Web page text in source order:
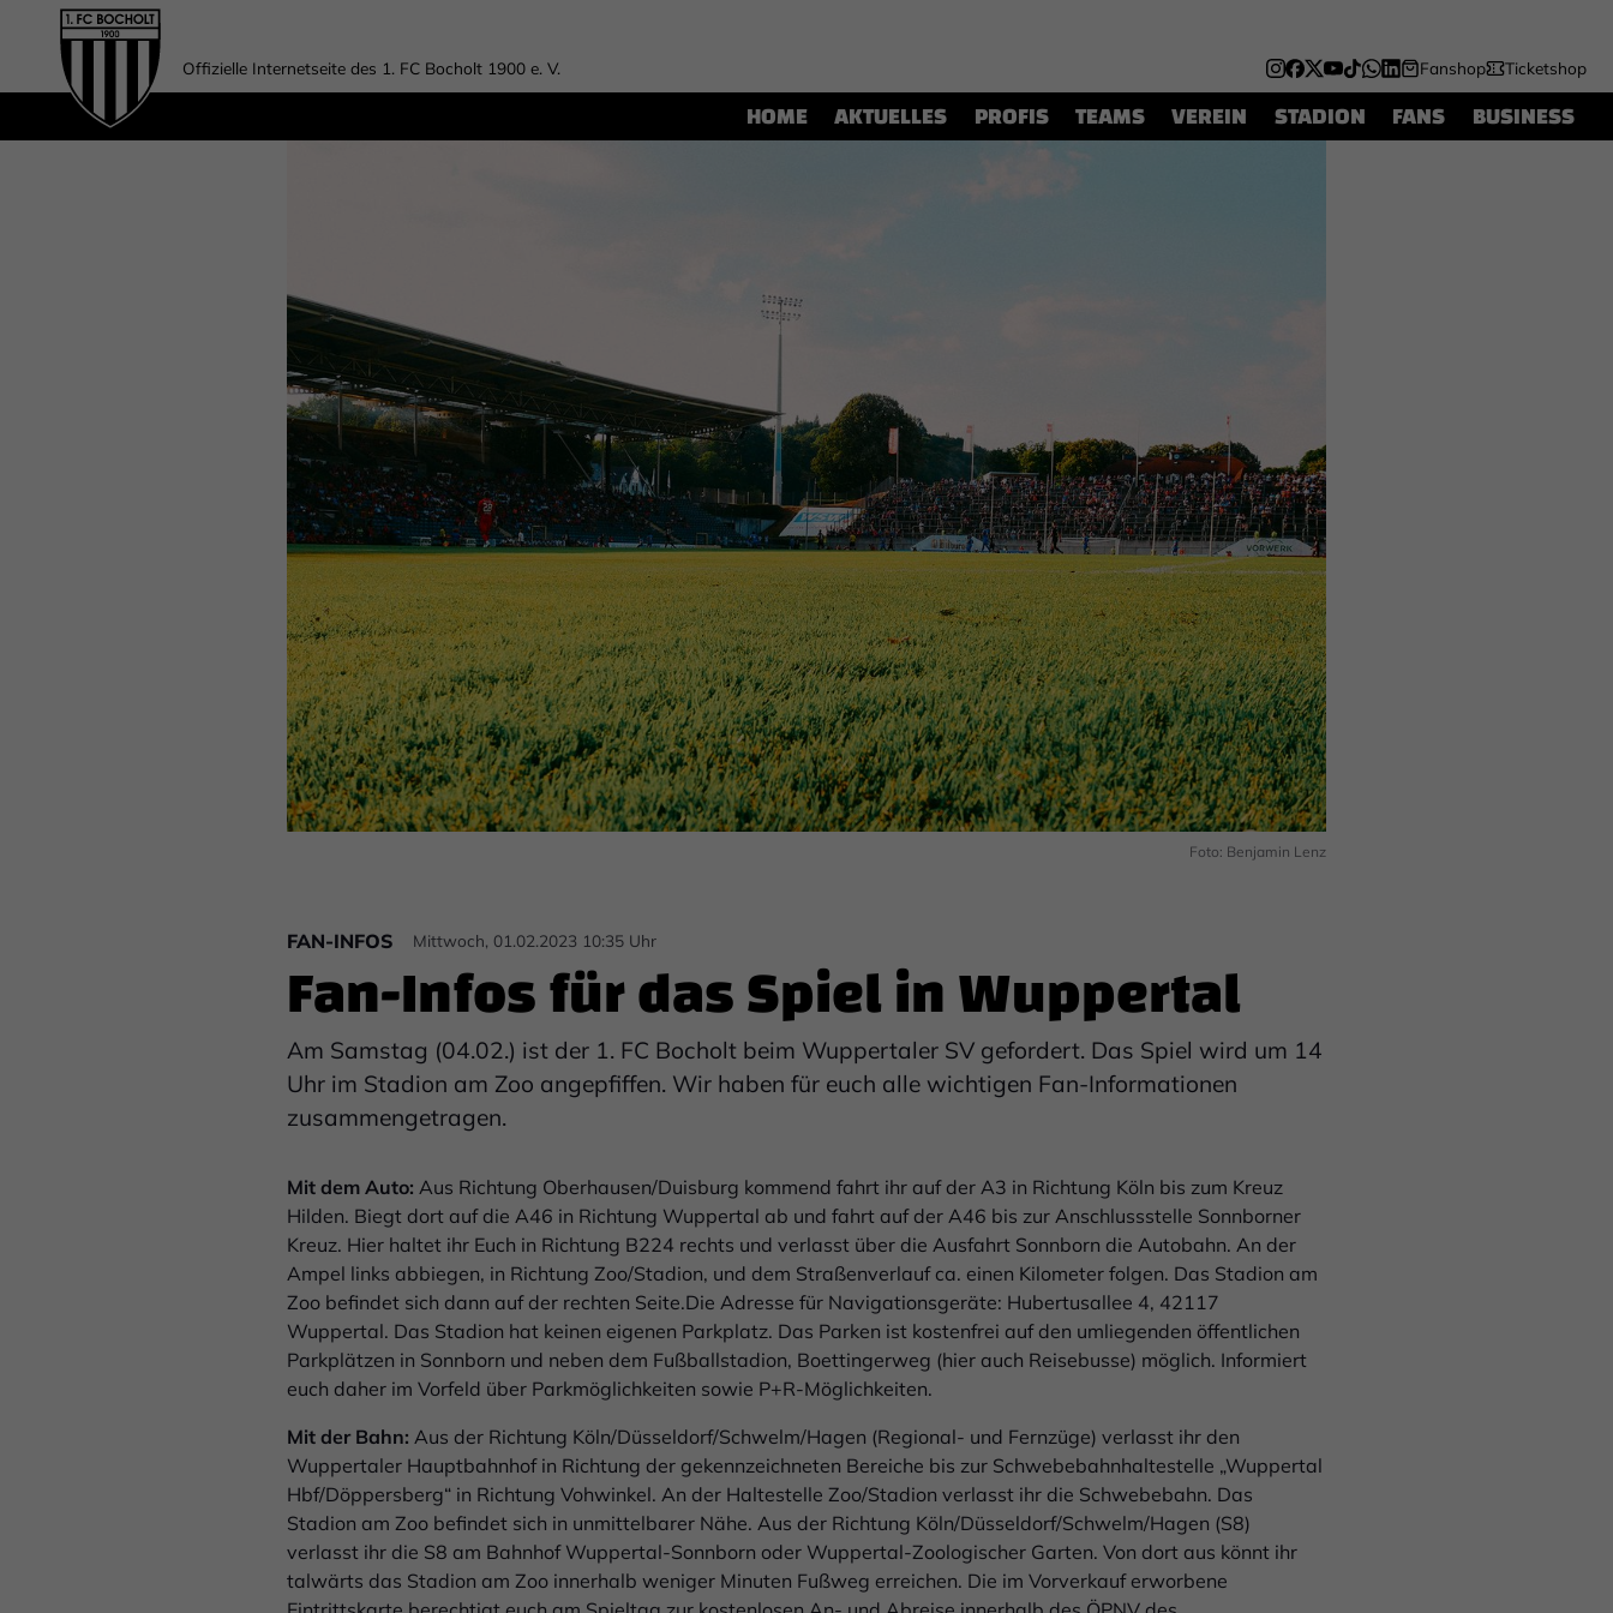
Offizielle Internetseite des 1. FC Bocholt 1900 e. V. Fanshop Ticketshop
HOME AKTUELLES PROFIS TEAMS VEREIN STADION FANS BUSINESS
Foto: Benjamin Lenz
FAN-INFOS Mittwoch, 01.02.2023 10:35 Uhr
Fan-Infos für das Spiel in Wuppertal
Am Samstag (04.02.) ist der 1. FC Bocholt beim Wuppertaler SV gefordert. Das Spiel wird um 14
Uhr im Stadion am Zoo angepfiffen. Wir haben für euch alle wichtigen Fan-Informationen
zusammengetragen.
Mit dem Auto: Aus Richtung Oberhausen/Duisburg kommend fahrt ihr auf der A3 in Richtung Köln bis zum Kreuz
Hilden. Biegt dort auf die A46 in Richtung Wuppertal ab und fahrt auf der A46 bis zur Anschlussstelle Sonnborner
Kreuz. Hier haltet ihr Euch in Richtung B224 rechts und verlasst über die Ausfahrt Sonnborn die Autobahn. An der
Ampel links abbiegen, in Richtung Zoo/Stadion, und dem Straßenverlauf ca. einen Kilometer folgen. Das Stadion am
Zoo befindet sich dann auf der rechten Seite.Die Adresse für Navigationsgeräte: Hubertusallee 4, 42117
Wuppertal. Das Stadion hat keinen eigenen Parkplatz. Das Parken ist kostenfrei auf den umliegenden öffentlichen
Parkplätzen in Sonnborn und neben dem Fußballstadion, Boettingerweg (hier auch Reisebusse) möglich. Informiert
euch daher im Vorfeld über Parkmöglichkeiten sowie P+R-Möglichkeiten.
Mit der Bahn: Aus der Richtung Köln/Düsseldorf/Schwelm/Hagen (Regional- und Fernzüge) verlasst ihr den
Wuppertaler Hauptbahnhof in Richtung der gekennzeichneten Bereiche bis zur Schwebebahnhaltestelle „Wuppertal
Hbf/Döppersberg“ in Richtung Vohwinkel. An der Haltestelle Zoo/Stadion verlasst ihr die Schwebebahn. Das
Stadion am Zoo befindet sich in unmittelbarer Nähe. Aus der Richtung Köln/Düsseldorf/Schwelm/Hagen (S8)
verlasst ihr die S8 am Bahnhof Wuppertal-Sonnborn oder Wuppertal-Zoologischer Garten. Von dort aus könnt ihr
talwärts das Stadion am Zoo innerhalb weniger Minuten Fußweg erreichen. Die im Vorverkauf erworbene